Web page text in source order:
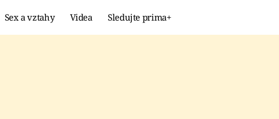
Sex a vztahy Videa Sledujte prima+